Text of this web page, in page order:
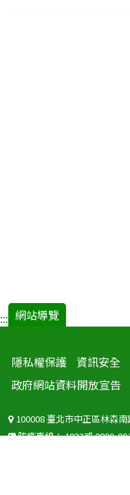
::: 網站導覽
隱私權保護 資訊安全
政府網站資料開放宣告
100008 臺北市中正區林森南
防疫專線：1922或0800-